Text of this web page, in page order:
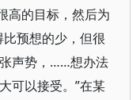
高的目标，然后为
预想的少，但很
声势，……想办法
可以接受。”在某